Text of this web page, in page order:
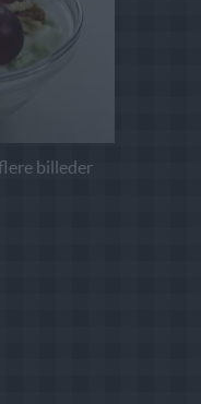
billeder